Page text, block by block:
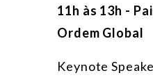
11h às 13h -
Ordem Global
Keynote